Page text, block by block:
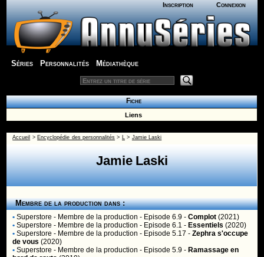
Inscription Connexion
Séries Personnalités Médiathèque
Fiche
Liens
Accueil > Encyclopédie des personnalités > L> Jamie Laski
Jamie Laski
Membre de la production dans :
• Superstore - Membre de la production - Episode 6.9 -Complot (2021)
• Superstore - Membre de la production - Episode 6.1 - Essentiels (2020)
• Superstore - Membre de la production - Episode 5.17 -Zephra s'occupe
de vous (2020)
• Superstore - Membre de la production - Episode 5.9 - Ramassage en